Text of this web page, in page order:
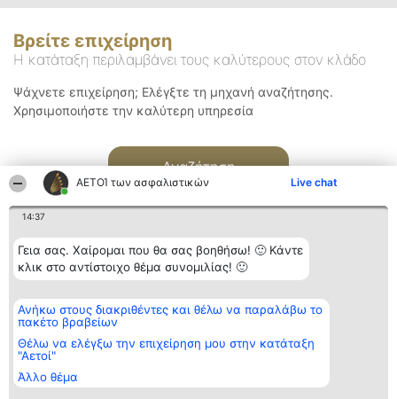
ΑΕΤΟΊ των ασφαλιστικών Live chat
14:37
Γεια σας. Χαίρομαι που θα σας βοηθήσω! 🙂 Κάντε
κλικ στο αντίστοιχο θέμα συνομιλίας! 🙂
Ανήκω στους διακριθέντες και θέλω να παραλάβω το
πακέτο βραβείων
Θέλω να ελέγξω την επιχείρηση μου στην κατάταξη
"Αετοί"
Άλλο θέμα
Βρείτε επιχείρηση
Η κατάταξη περιλαμβάνει τους καλύτερους στον κλάδο
Ψάχνετε επιχείρηση; Ελέγξτε τη μηχανή αναζήτησης.
Χρησιμοποιήστε την καλύτερη υπηρεσία
Αναζήτηση
Διοργανωτής της
κατάταξης
BEAUTIFUL COMPANY
ΤΗΛ. ΕΠΙΚΟΙΝΩΝΙΑΣ:
2104128019
email:
aetoi@beautifulcompany.co
Κατάταξη
Διακριθέντες
των
διακριθέντων
προϋποθέσεις
Επικοινωνία
Επικοινωνία